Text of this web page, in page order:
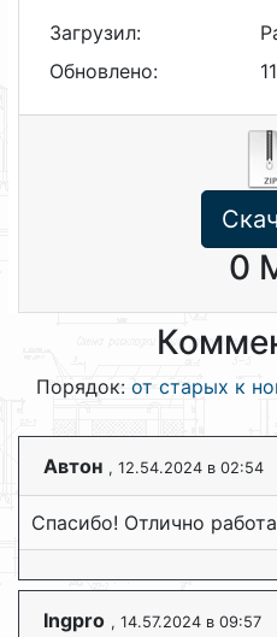
Загрузил:
Обновлено:
0
Порядок: от старых к
Автон , 12.54.2024 в 02:54
Спасибо! Отлично
Ingpro , 14.57.2024 в 09:57